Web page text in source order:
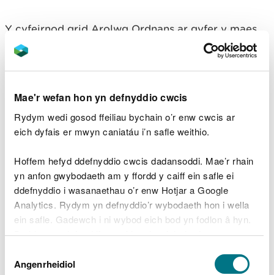
Mae'r wefan hon yn defnyddio cwcis
Rydym wedi gosod ffeiliau bychain o’r enw cwcis ar
eich dyfais er mwyn caniatáu i’n safle weithio.
Hoffem hefyd ddefnyddio cwcis dadansoddi. Mae’r rhain
yn anfon gwybodaeth am y ffordd y caiff ein safle ei
ddefnyddio i wasanaethau o’r enw Hotjar a Google
Analytics. Rydym yn defnyddio’r wybodaeth hon i wella
ein safle. Gadewch i ni wybod eich bod yn fodlon â hyn.
Byddwn yn defnyddio cwci i gadw eich dewis.
Gellirdarllen mwy am ein cwcis cyn i chi ddewis.
Caniatâd
Angenrheidiol
Y cyfeirnod grid Arolwg Ordnans ar gyfer y maes
parcio yw SN 495 354 (Explorer Map 186).
Y cod post yw SA39 9EJ.Sylwer bod y cod post
chi yn uniongyrchol i’r fynedfa.
Edrychwch ar y lle hwn ar wefan What3Words.
Cludiant cyhoeddus
Y prif orsaf reilffordd agosaf yw Caerfyrddin.
Er mwyn cael manylion ynghylch cludiant
cyhoeddus, ewch i wefan Traveline Cymru.